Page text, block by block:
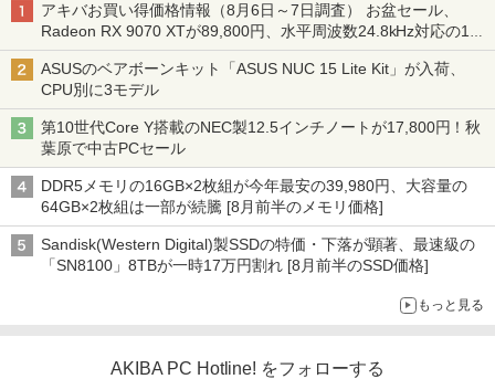
アキバお買い得価格情報（8月6日～7日調査） お盆セール、
Radeon RX 9070 XTが89,800円、水平周波数24.8kHz対応の17
型モニターが9,801円、暑さ指数連動セール ほか
ASUSのベアボーンキット「ASUS NUC 15 Lite Kit」が入荷、
CPU別に3モデル
第10世代Core Y搭載のNEC製12.5インチノートが17,800円！秋
葉原で中古PCセール
DDR5メモリの16GB×2枚組が今年最安の39,980円、大容量の
64GB×2枚組は一部が続騰 [8月前半のメモリ価格]
Sandisk(Western Digital)製SSDの特価・下落が顕著、最速級の
「SN8100」8TBが一時17万円割れ [8月前半のSSD価格]
もっと見る
AKIBA PC Hotline! をフォローする